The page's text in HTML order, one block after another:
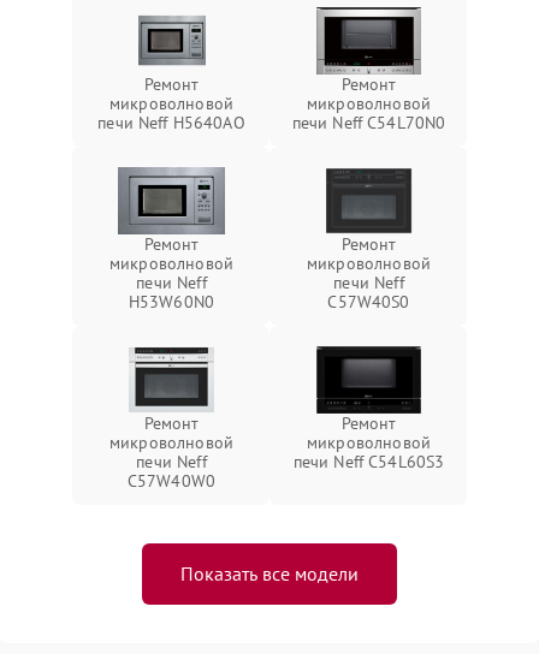
Ремонт
микроволновой
печи Neff H5640AO
Ремонт
микроволновой
печи Neff C54L70N0
Ремонт
микроволновой
печи Neff
H53W60N0
Ремонт
микроволновой
печи Neff
C57W40S0
Ремонт
микроволновой
печи Neff
C57W40W0
Ремонт
микроволновой
печи Neff C54L60S3
Показать все модели